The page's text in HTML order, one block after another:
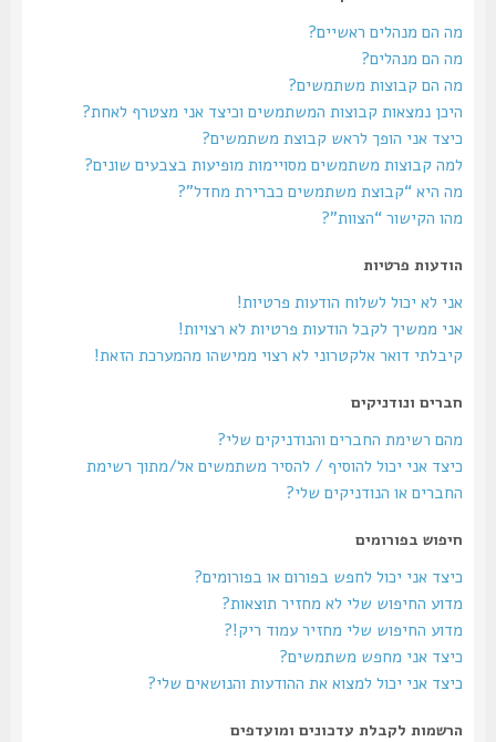
מה הם מנהלים ראשיים?
מה הם מנהלים?
מה הם קבוצות משתמשים?
היכן נמצאות קבוצות המשתמשים וכיצד אני מצטרף לאחת?
כיצד אני הופך לראש קבוצת משתמשים?
למה קבוצות משתמשים מסויימות מופיעות בצבעים שונים?
מה היא “קבוצת משתמשים כברירת מחדל”?
מהו הקישור “הצוות”?
הודעות פרטיות
אני לא יכול לשלוח הודעות פרטיות!
אני ממשיך לקבל הודעות פרטיות לא רצויות!
קיבלתי דואר אלקטרוני לא רצוי ממישהו מהמערכת הזאת!
חברים ונודניקים
מהם רשימת החברים והנודניקים שלי?
כיצד אני יכול להוסיף / להסיר משתמשים אל/מתוך רשימת
החברים או הנודניקים שלי?
חיפוש בפורומים
כיצד אני יכול לחפש בפורום או בפורומים?
מדוע החיפוש שלי לא מחזיר תוצאות?
מדוע החיפוש שלי מחזיר עמוד ריק!?
כיצד אני מחפש משתמשים?
כיצד אני יכול למצוא את ההודעות והנושאים שלי?
הרשמות לקבלת עדכונים ומועדפים